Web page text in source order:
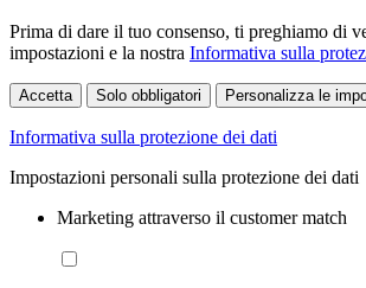
Prima di dare il tuo consenso, ti preghiamo di
impostazioni e la nostra Informativa sulla
Accetta Solo obbligatori Personalizza le
Informativa sulla protezione dei dati
Impostazioni personali sulla protezione dei dati
Marketing attraverso il customer match